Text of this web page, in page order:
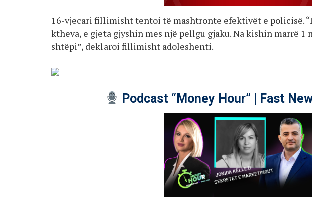
16-vjecari fillimisht tentoi të mashtronte efektivët e policisë.
ktheva, e gjeta gjyshin mes një pellgu gjaku. Na kishin marrë
shtëpi”, deklaroi fillimisht adoleshenti.
Podcast “Money Hour” | Fast